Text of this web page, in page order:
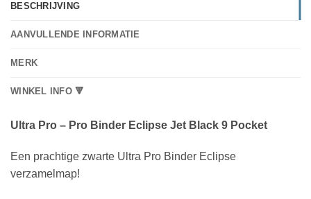
BESCHRIJVING
AANVULLENDE INFORMATIE
MERK
WINKEL INFO 🔻
Ultra Pro – Pro Binder Eclipse Jet Black 9 Pocket
Een prachtige zwarte Ultra Pro Binder Eclipse
verzamelmap!